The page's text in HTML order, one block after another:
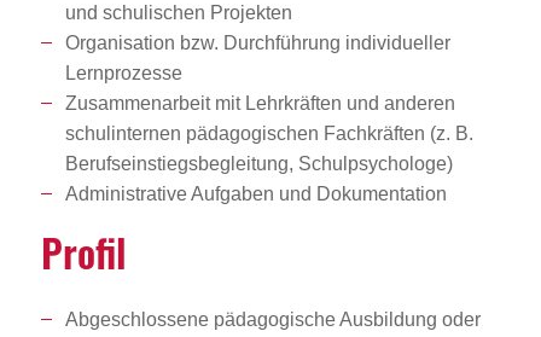
und schulischen Projekten
Organisation bzw. Durchführung individueller
Lernprozesse
Zusammenarbeit mit Lehrkräften und anderen
schulinternen pädagogischen Fachkräften (z. B.
Berufseinstiegsbegleitung, Schulpsychologe)
Administrative Aufgaben und Dokumentation
Profil
Abgeschlossene pädagogische Ausbildung oder